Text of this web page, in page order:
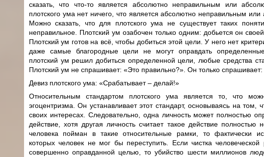
сказать, что что-то является абсолютно неправильным или
плотского ума нет ничего, что является абсолютно неправильным
Можно сказать, что для плотского ума не существует таких
неправильное. Плотский ум озабочен только одним: добьется он
Плотский ум готов на всё, чтобы добиться этой цели. У него нет
даже самые благородные цели не могут оправдать
плотский ум решил добиться определенной цели, любые средства
Плотский ум не спрашивает: «Это правильно?». Он только
Девиз плотского ума: «Срабатывает – делай!»
Относительным стандартом плотского ума является то, что
эгоцентризма. Он устанавливает этот стандарт, основываясь на том,
своих интересах. Следовательно, одна личность может полностью
действие, хотя другая личность считает такое действие полностью
человека пойман в такие относительные рамки, то фактически
которых человек не мог бы переступить. Если чистка
совершенно оправданной целью, то убийство шести миллионов